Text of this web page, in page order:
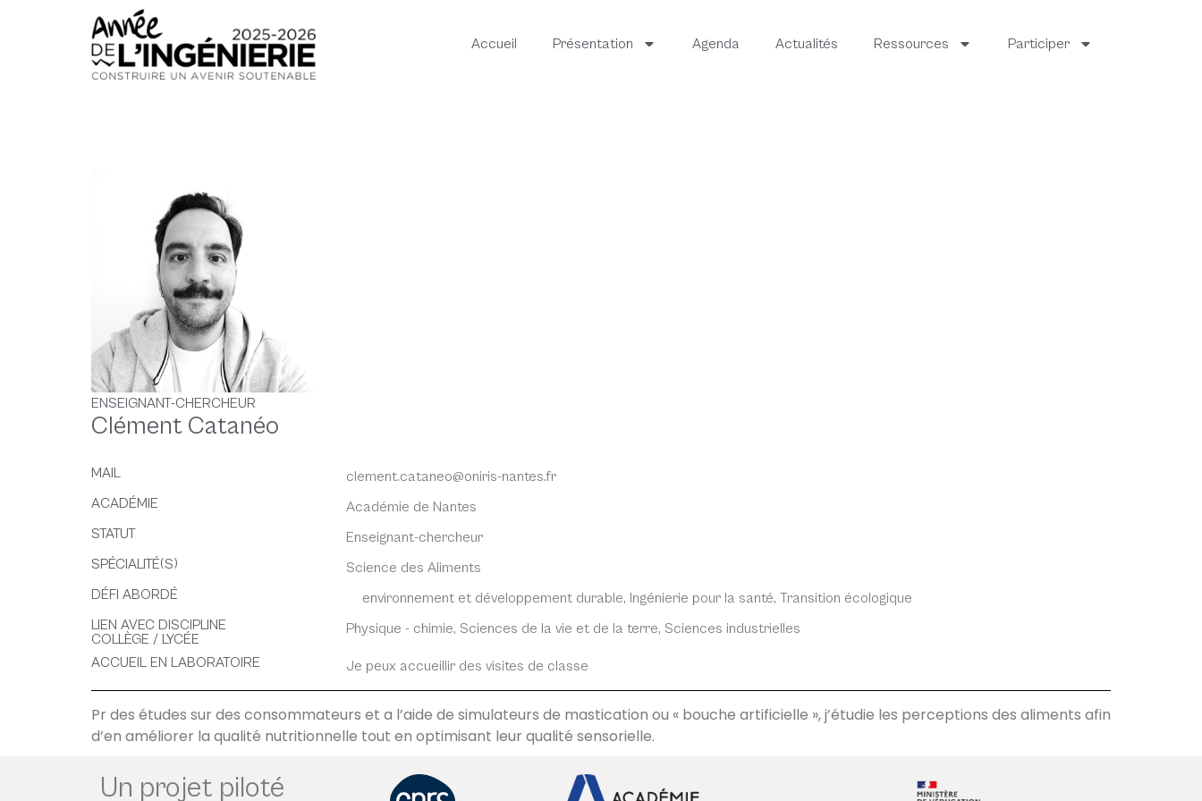
Accueil Présentation Agenda Actualités Ressources Participer
ENSEIGNANT-CHERCHEUR
Clément Catanéo
MAIL
clement.cataneo@oniris-nantes.fr
ACADÉMIE
Académie de Nantes
STATUT
Enseignant-chercheur
SPÉCIALITÉ(S)
Science des Aliments
DÉFI ABORDÉ
environnement et développement durable, Ingénierie pour la santé, Transition écologique
LIEN AVEC DISCIPLINE
COLLÈGE / LYCÉE
Physique - chimie, Sciences de la vie et de la terre, Sciences industrielles
ACCUEIL EN LABORATOIRE Je peux accueillir des visites de classe
Pr des études sur des consommateurs et a l’aide de simulateurs de mastication ou « bouche artificielle », j’étudie les perceptions des aliments afin
d’en améliorer la qualité nutritionnelle tout en optimisant leur qualité sensorielle.
Un projet piloté